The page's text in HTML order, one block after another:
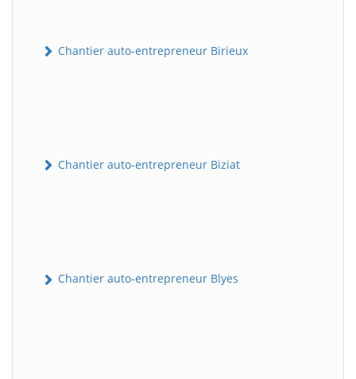
Chantier auto-entrepreneur Birieux
Chantier auto-entrepreneur Biziat
Chantier auto-entrepreneur Blyes